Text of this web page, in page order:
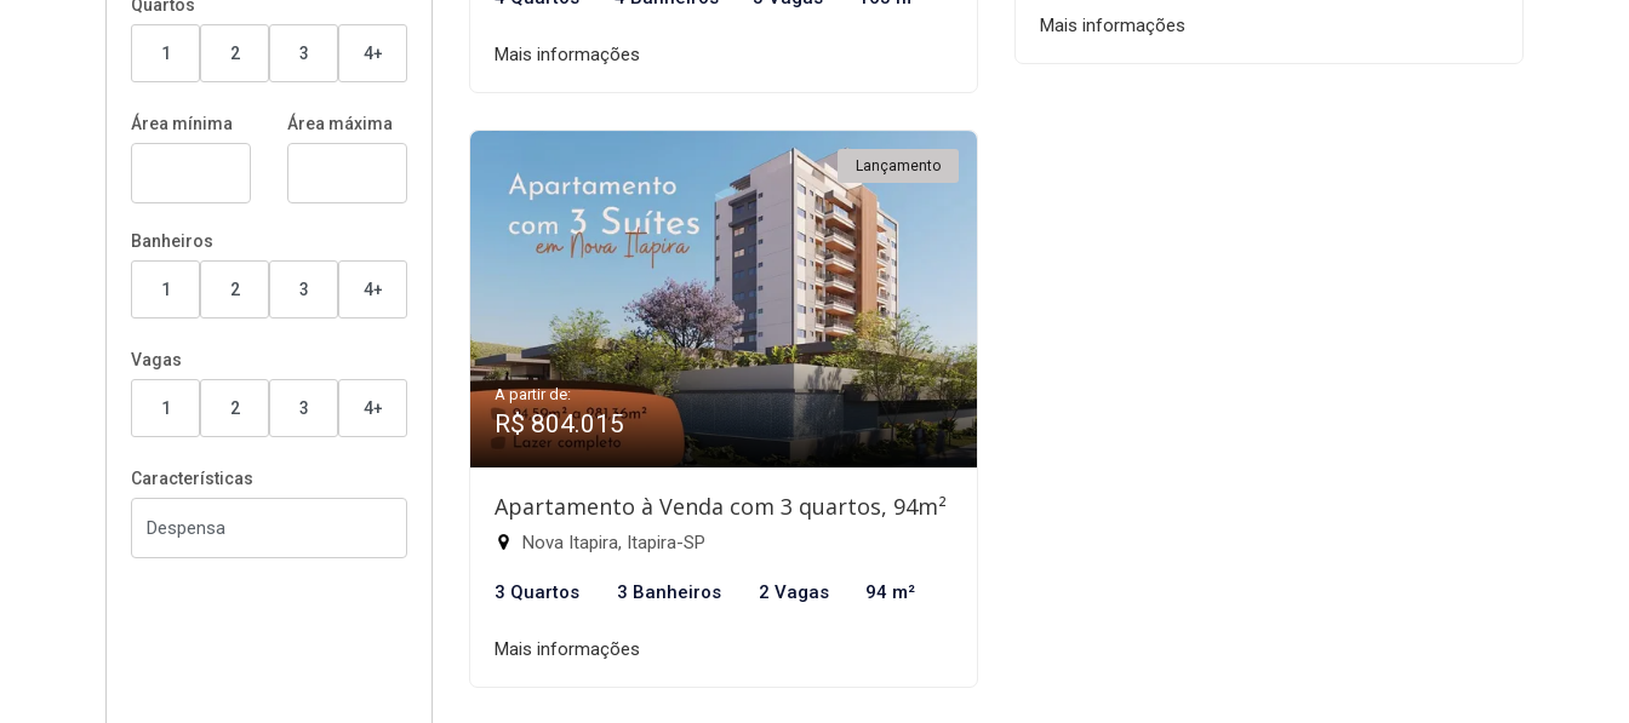
Quartos
1 2 3 4+
Área mínima Área máxima
Banheiros
1 2 3 4+
Vagas
1 2 3 4+
Características
Mais informações
Mais informações
Lançamento
A partir de:
R$ 804.015
Apartamento à Venda com 3 quartos, 94m²
Nova Itapira, Itapira-SP
3 Quartos 3 Banheiros 2 Vagas 94 m²
Mais informações